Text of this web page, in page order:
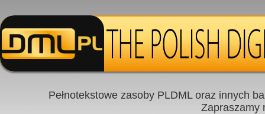
Pełnotekstowe zasoby PLDML oraz innych
Zapraszamy